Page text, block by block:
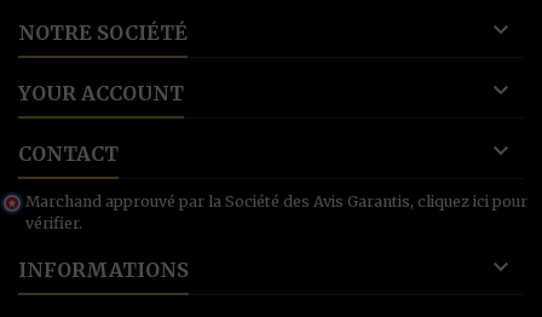
NOTRE SOCIÉTÉ 
YOUR ACCOUNT 
CONTACT 
Marchand approuvé par la Société des Avis Garantis, cliquez ici pour
vérifier.
INFORMATIONS 